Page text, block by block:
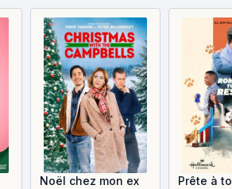
Noël chez mon ex
Prête à